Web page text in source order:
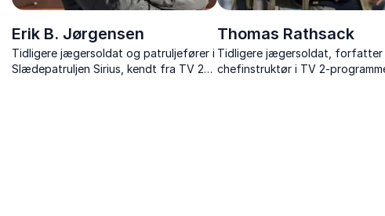
Erik B. Jørgensen
Tidligere jægersoldat og patruljefører i
Slædepatruljen Sirius, kendt fra TV 2-
Thomas Rathsack
Tidligere jægersoldat, forfatter
chefinstruktør i TV 2-